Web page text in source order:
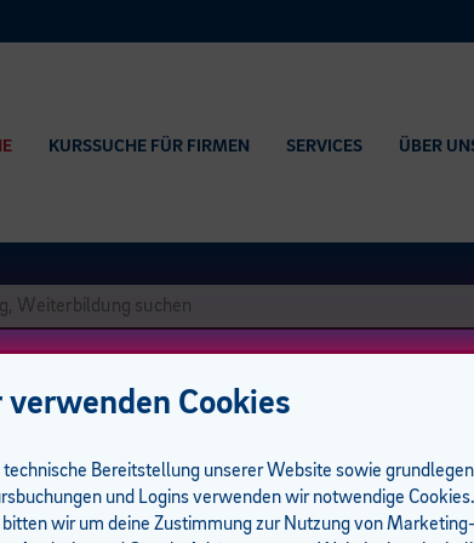
KURSSUCHE FÜR FIRMEN SERVICES ÜBER
Cookies
technische Bereitstellung unserer Website sowie
und Logins verwenden wir notwendige
bitten wir um deine Zustimmung zur Nutzung von